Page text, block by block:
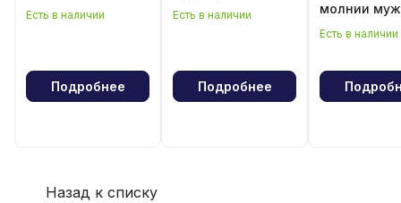
Есть в наличии
Подробнее
Есть в наличии
Подробнее
молнии
Есть в наличии
Назад к списку